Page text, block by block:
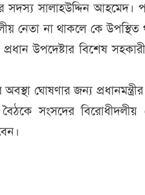
সদস্য সালাহউদ্দিন
নেতা না থাকলে কে উপস্থিত
উপদেষ্টার বিশেষ
ঘোষণার জন্য
বৈঠকে সংসদের